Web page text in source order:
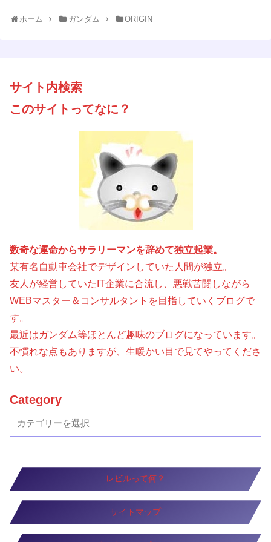
ホーム ガンダム ORIGIN
サイト内検索
このサイトってなに？
数奇な運命からサラリーマンを辞めて独立起業。
某有名自動車会社でデザインしていた人間が独立。
友人が経営していたIT企業に合流し、悪戦苦闘しながら
WEBマスター＆コンサルタントを目指していくブログで
す。
最近はガンダム等ほとんど趣味のブログになっています。
不慣れな点もありますが、生暖かい目で見てやってくださ
い。
Category
レビルって何？
サイトマップ